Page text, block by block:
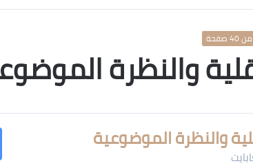
والنظرة
والنظرة الموضوعية